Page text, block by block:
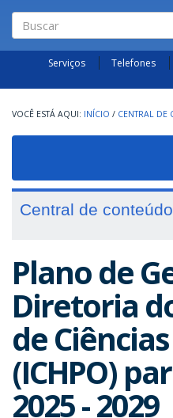
Buscar
Serviços Telefones
INÍCIO / CENTRAL DE
Central de
Plano de
Diretoria
de
(ICHPO)
2025 - 2029